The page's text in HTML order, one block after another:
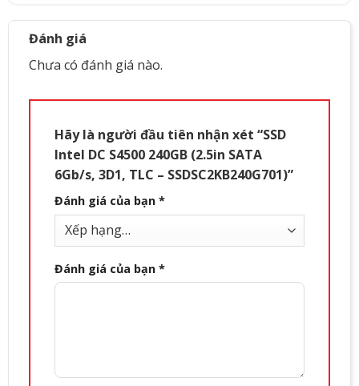
Đánh giá
Chưa có đánh giá nào.
Hãy là người đầu tiên nhận xét “SSD
Intel DC S4500 240GB (2.5in SATA
6Gb/s, 3D1, TLC – SSDSC2KB240G701)”
Đánh giá của bạn *
Đánh giá của bạn *